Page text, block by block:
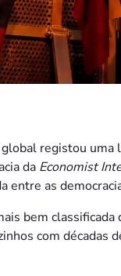
registou
da Economist
entre as
bem
com décadas